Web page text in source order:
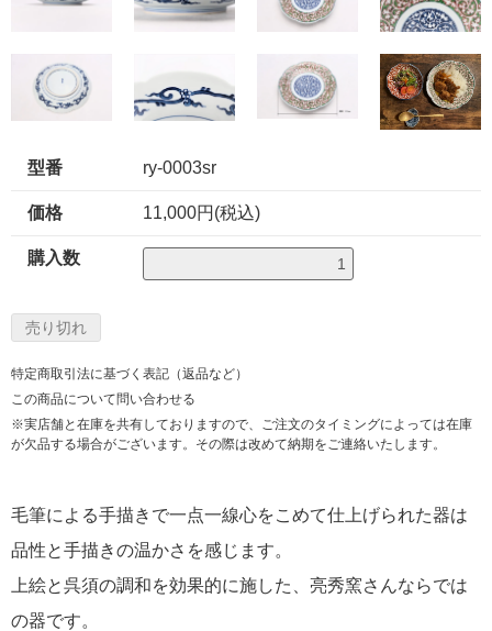
型番 ry-0003sr
価格 11,000円(税込)
購入数
特定商取引法に基づく表記（返品など）
この商品について問い合わせる
※実店舗と在庫を共有しておりますので、ご注文のタイミングによっては在庫
が欠品する場合がございます。その際は改めて納期をご連絡いたします。
毛筆による手描きで一点一線心をこめて仕上げられた器は
品性と手描きの温かさを感じます。
上絵と呉須の調和を効果的に施した、亮秀窯さんならでは
の器です。